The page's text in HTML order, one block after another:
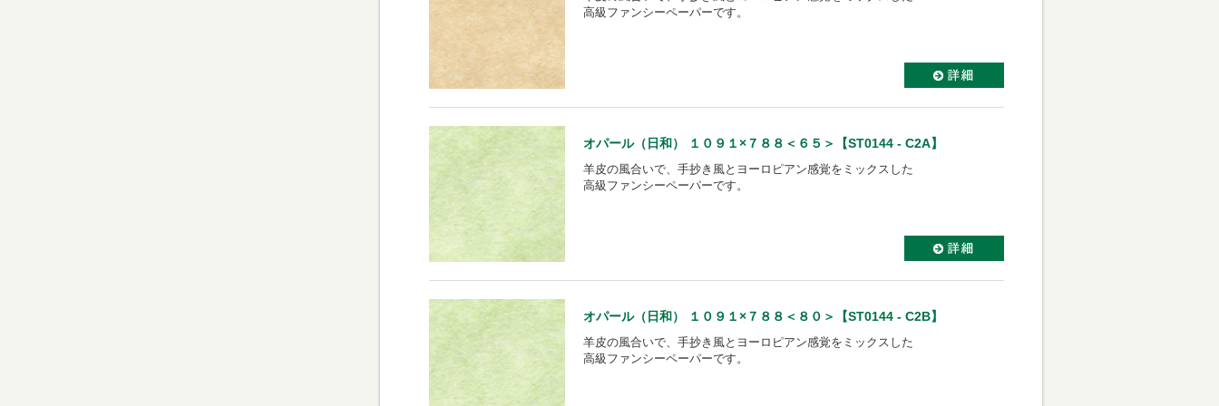
高級ファンシーペーパーです。
オパール（日和） １０９１×７８８＜６５＞【ST0144 - C2A】
羊皮の風合いで、手抄き風とヨーロピアン感覚をミックスした
高級ファンシーペーパーです。
オパール（日和） １０９１×７８８＜８０＞【ST0144 - C2B】
羊皮の風合いで、手抄き風とヨーロピアン感覚をミックスした
高級ファンシーペーパーです。